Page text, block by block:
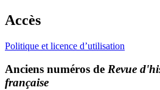
Accès
Politique et licence d’utilisation
Anciens numéros de Revue
française